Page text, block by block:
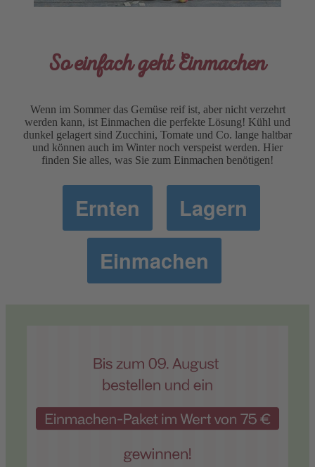
So einfach geht Einmachen
Wenn im Sommer das Gemüse reif ist, aber nicht verzehrt
werden kann, ist Einmachen die perfekte Lösung! Kühl und
dunkel gelagert sind Zucchini, Tomate und Co. lange haltbar
und können auch im Winter noch verspeist werden. Hier
finden Sie alles, was Sie zum Einmachen benötigen!
Ernten
Lagern
Einmachen